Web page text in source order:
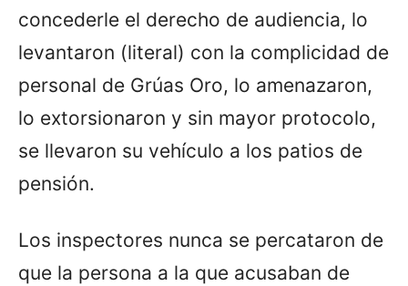
concederle el derecho de audiencia, lo
levantaron (literal) con la complicidad de
personal de Grúas Oro, lo amenazaron,
lo extorsionaron y sin mayor protocolo,
se llevaron su vehículo a los patios de
pensión.
Los inspectores nunca se percataron de
que la persona a la que acusaban de